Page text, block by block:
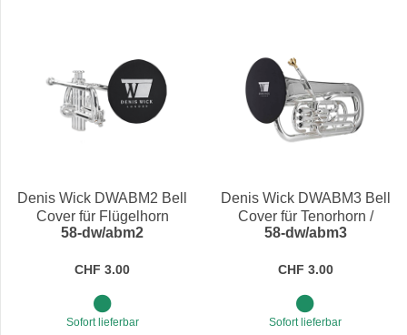
Denis Wick DWABM2 Bell
Cover für Flügelhorn
58-dw/abm2
CHF 3.00
Sofort lieferbar
Denis Wick DWABM3 Bell
Cover für Tenorhorn /
Posaune
58-dw/abm3
CHF 3.00
Sofort lieferbar